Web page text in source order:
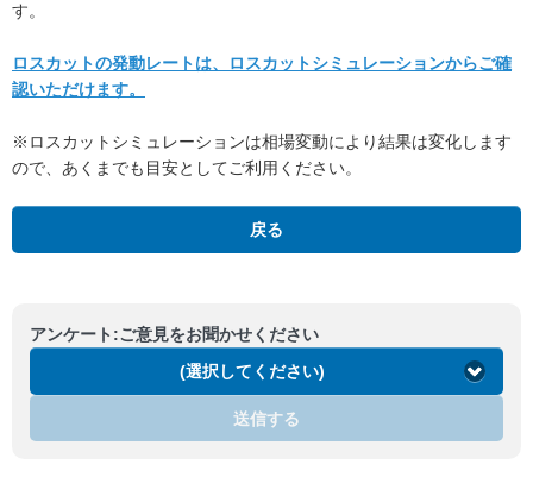
す。
ロスカットの発動レートは、ロスカットシミュレーションからご確
認いただけます。
※ロスカットシミュレーションは相場変動により結果は変化します
ので、あくまでも目安としてご利用ください。
戻る
アンケート:ご意見をお聞かせください
(選択してください)
送信する